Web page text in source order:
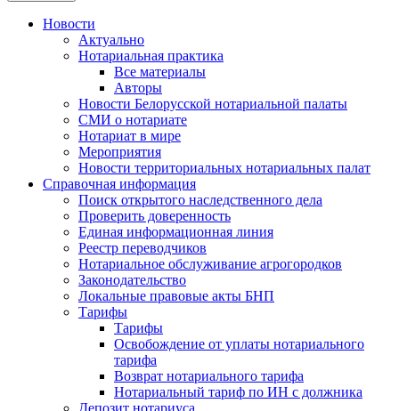
Новости
Актуально
Нотариальная практика
Все материалы
Авторы
Новости Белорусской нотариальной палаты
СМИ о нотариате
Нотариат в мире
Мероприятия
Новости территориальных нотариальных палат
Справочная информация
Поиск открытого наследственного дела
Проверить доверенность
Единая информационная линия
Реестр переводчиков
Нотариальное обслуживание агрогородков
Законодательство
Локальные правовые акты БНП
Тарифы
Тарифы
Освобождение от уплаты нотариального
тарифа
Возврат нотариального тарифа
Нотариальный тариф по ИН с должника
Депозит нотариуса